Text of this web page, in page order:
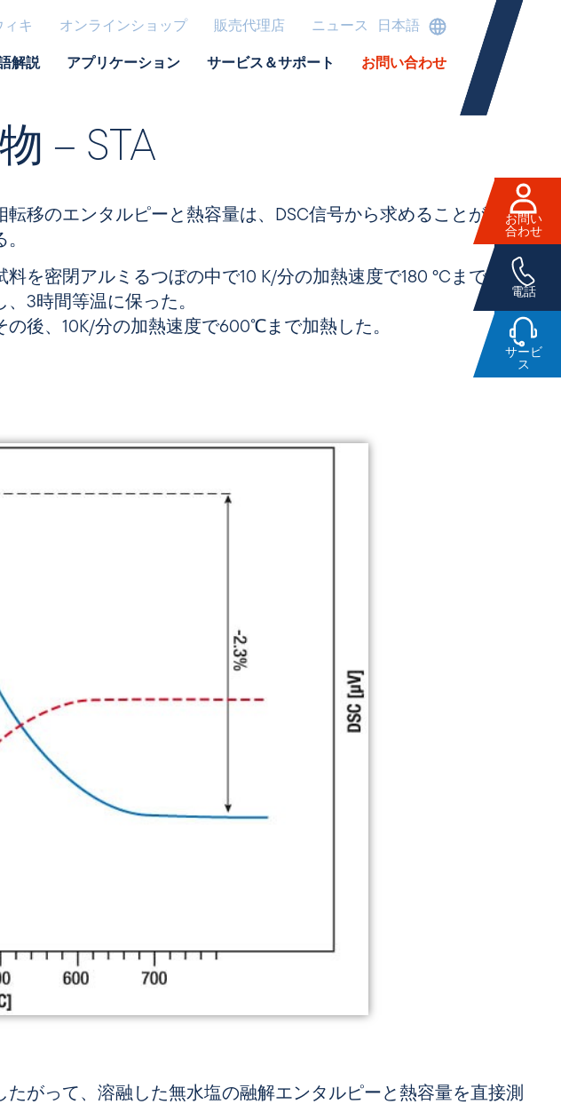
ィキ オンラインショップ 販売代理店 ニュース 日本語
解説 アプリケーション サービス＆サポート お問い合わせ
– STA
転移のエンタルピーと熱容量は、DSC信号から求めることができ
。
料を密閉アルミるつぼの中で10 K/分の加熱速度で180 °Cまで加熱
、3時間等温に保った。
の後、10K/分の加熱速度で600℃まで加熱した。
たがって、溶融した無水塩の融解エンタルピーと熱容量を直接測
お問い
合わせ
電話
サービ
ス